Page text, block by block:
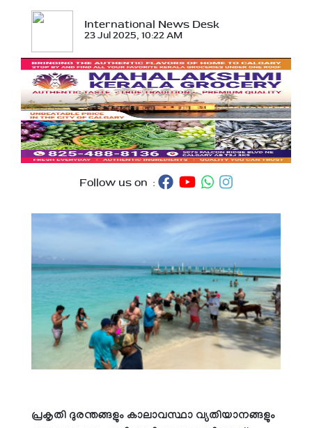
International News Desk
23 Jul 2025, 10:22 AM
Follow us on :
പ്രകൃതി ദുരന്തങ്ങളും കാലാവസ്ഥാ വ്യതിയാനങ്ങളും